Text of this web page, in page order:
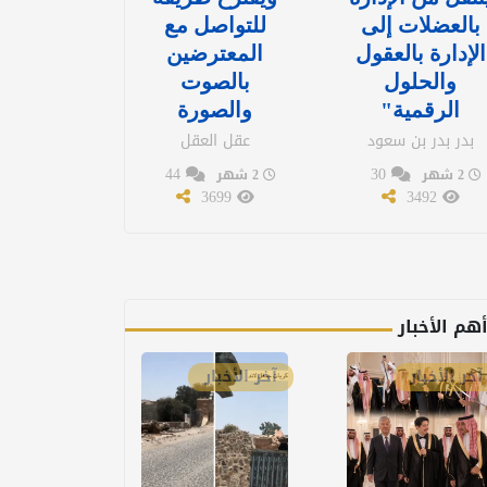
بالعضلات إلى
الإدارة بالعقول
والحلول
الرقمية"
بدر بدر بن سعود
2 شهر 30
للتواصل مع
المعترضين
بالصوت
والصورة
عقل العقل
2 شهر 44
3699
أهم الأخبار
آخر الأخبار آخر الأخبار